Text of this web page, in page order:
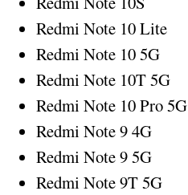
Redmi Note 10 Lite
Redmi Note 10 5G
Redmi Note 10T 5G
Redmi Note 10 Pro 5G
Redmi Note 9 4G
Redmi Note 9 5G
Redmi Note 9T 5G